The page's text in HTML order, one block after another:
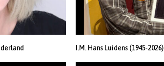
I.M. Hans Luidens (1945-2026)